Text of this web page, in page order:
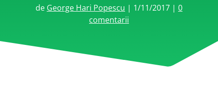
de George Hari Popescu | 1/11/2017| 0
comentarii